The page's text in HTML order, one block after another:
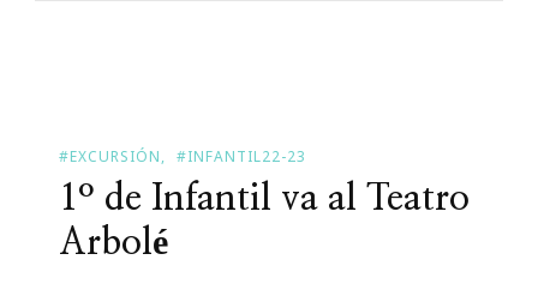
#EXCURSIÓN #INFANTIL22-23
1º de Infantil va al Teatro
Arbolé